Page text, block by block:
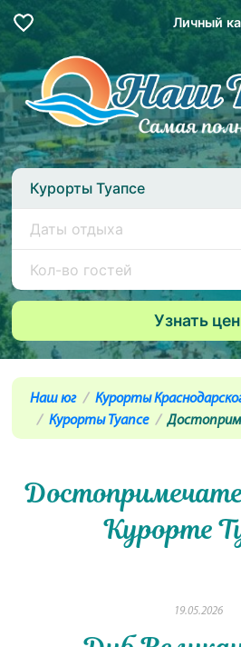
Личный
Курорты Туапсе
Наш юг
Курорты
Курорты Туапсе
Курорте
19.05.2026